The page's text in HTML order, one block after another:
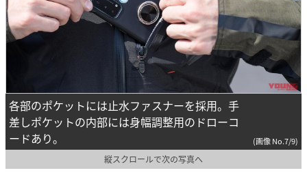
各部のポケットには止水ファスナーを採用。手
差しポケットの内部には身幅調整用のドローコ
ードあり。
(画像 No.7/9)
縦スクロールで次の写真へ